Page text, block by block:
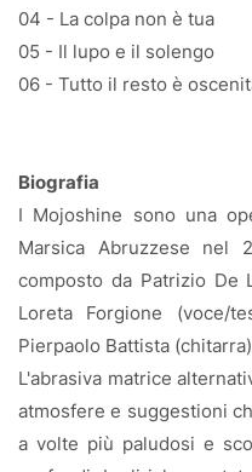
04 - La colpa non è tua
05 - Il lupo e il solengo
06 - Tutto il resto è
Biografia
I Mojoshine sono una
Marsica Abruzzese nel
composto da Patrizio De
Loreta Forgione (voce/
Pierpaolo Battista
L'abrasiva matrice
atmosfere e suggestioni
a volte più paludosi e